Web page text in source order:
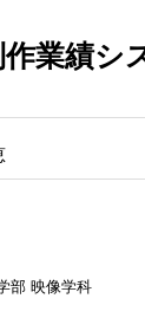
業績シ
部 映像学科